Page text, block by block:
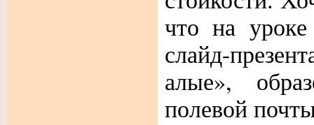
что на
слайд-
алые»,
полевой